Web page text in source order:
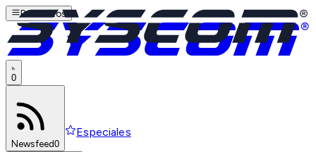
Productos
0
Newsfeed0
Especiales